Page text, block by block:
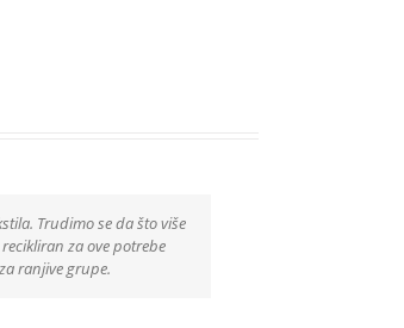
Trudimo se da što više
za ove potrebe
ranjive grupe.